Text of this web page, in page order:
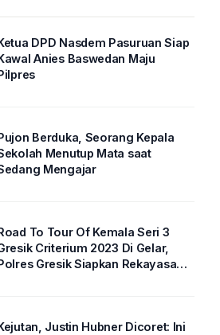
DPD Nasdem Pasuruan Siap
Anies Baswedan Maju
Berduka, Seorang Kepala
Menutup Mata saat
Mengajar
To Tour Of Kemala Seri 3
Criterium 2023 Di Gelar,
Gresik Siapkan Rekayasa
Justin Hubner Dicoret: Ini